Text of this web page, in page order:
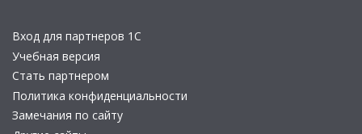
Вход для партнеров 1С
Учебная версия
Стать партнером
Политика конфиденциальности
Замечания по сайту